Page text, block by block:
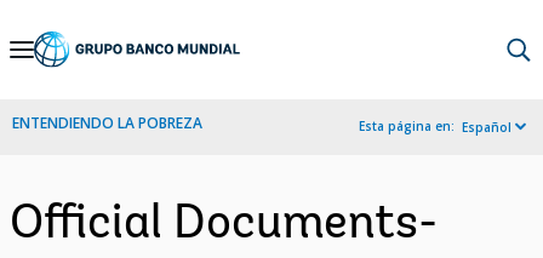
Skip
Navigation
ENTENDIENDO LA POBREZA Esta página en: Español
Official Documents-